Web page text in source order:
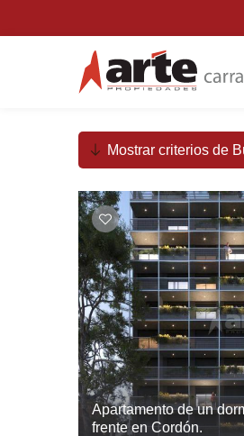
Mostrar criterios de
Apartamento de un
frente en Cordón.